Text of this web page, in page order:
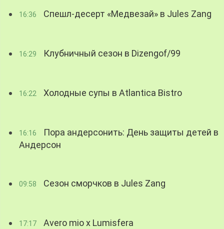
16:36 Спешл-десерт «Медвезай» в Jules Zang
16:29 Клубничный сезон в Dizengof/99
16:22 Холодные супы в Atlantica Bistro
16:16
Пора андерсонить: День защиты детей в
Андерсон
09:58 Сезон сморчков в Jules Zang
17:17 Avero mio x Lumisfera